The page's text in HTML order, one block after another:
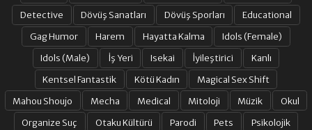
27. BÖLÜM 28. BÖLÜM
29. BÖLÜM 30. BÖLÜM
Detective
Dövüş Sanatları Dövüş Sporları
Educational
Gag Humor
Harem Hayatta Kalma
Idols (Female)
Idols (Male)
İş Yeri Isekai İyileştirici
Kanlı
Kentsel Fantastik
Kötü Kadın
Magical Sex Shift
Mahou Shoujo
Mecha Medical Mitoloji Müzik
Okul
Organize Suç
Otaku Kültürü Parodi Pets
Psikolojik